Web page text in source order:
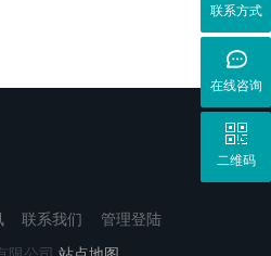
联系我们
管理登陆
联系方式
在线咨询
二维码